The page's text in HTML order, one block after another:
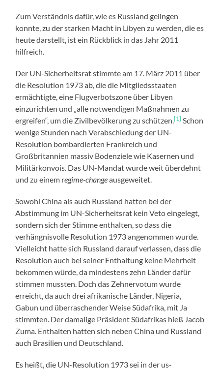
Zum Verständnis dafür, wie es Russland gelingen
konnte, zu der starken Macht in Libyen zu werden, die es
heute darstellt, ist ein Rückblick in das Jahr 2011
hilfreich.
Der UN-Sicherheitsrat stimmte am 17. März 2011 über
die Resolution 1973 ab, die die Mitgliedsstaaten
ermächtigte, eine Flugverbotszone über Libyen
einzurichten und „alle notwendigen Maßnahmen zu
ergreifen“, um die Zivilbevölkerung zu schützen.[1] Schon
wenige Stunden nach Verabschiedung der UN-
Resolution bombardierten Frankreich und
Großbritannien massiv Bodenziele wie Kasernen und
Militärkonvois. Das UN-Mandat wurde weit überdehnt
und zu einem regime-changeausgeweitet.
Sowohl China als auch Russland hatten bei der
Abstimmung im UN-Sicherheitsrat kein Veto eingelegt,
sondern sich der Stimme enthalten, so dass die
verhängnisvolle Resolution 1973 angenommen wurde.
Vielleicht hatte sich Russland darauf verlassen, dass die
Resolution auch bei seiner Enthaltung keine Mehrheit
bekommen würde, da mindestens zehn Länder dafür
stimmen mussten. Doch das Zehnervotum wurde
erreicht, da auch drei afrikanische Länder, Nigeria,
Gabun und überraschender Weise Südafrika, mit Ja
stimmten. Der damalige Präsident Südafrikas hieß Jacob
Zuma. Enthalten hatten sich neben China und Russland
auch Brasilien und Deutschland.
Es heißt, die UN-Resolution 1973 sei in der us-